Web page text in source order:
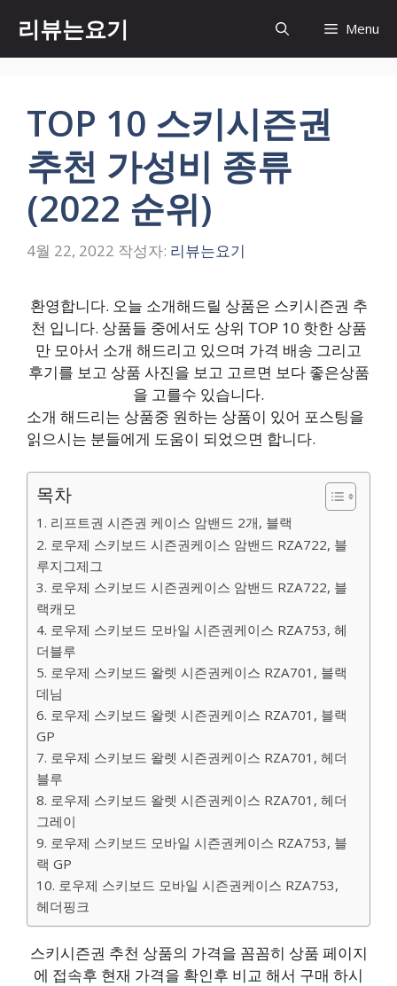
츠
리뷰는요기 Menu
TOP 10 스키시즌권
추천 가성비 종류
(2022 순위)
4월 22, 2022 작성자: 리뷰는요기
환영합니다. 오늘 소개해드릴 상품은 스키시즌권 추
천 입니다. 상품들 중에서도 상위 TOP 10 핫한 상품
만 모아서 소개 해드리고 있으며 가격 배송 그리고
후기를 보고 상품 사진을 보고 고르면 보다 좋은상품
을 고를수 있습니다.
소개 해드리는 상품중 원하는 상품이 있어 포스팅을
읽으시는 분들에게 도움이 되었으면 합니다.
목차
1. 리프트권 시즌권 케이스 암밴드 2개, 블랙
2. 로우제 스키보드 시즌권케이스 암밴드 RZA722, 블
루지그제그
3. 로우제 스키보드 시즌권케이스 암밴드 RZA722, 블
랙캐모
4. 로우제 스키보드 모바일 시즌권케이스 RZA753, 헤
더블루
5. 로우제 스키보드 왈렛 시즌권케이스 RZA701, 블랙
데님
6. 로우제 스키보드 왈렛 시즌권케이스 RZA701, 블랙
GP
7. 로우제 스키보드 왈렛 시즌권케이스 RZA701, 헤더
블루
8. 로우제 스키보드 왈렛 시즌권케이스 RZA701, 헤더
그레이
9. 로우제 스키보드 모바일 시즌권케이스 RZA753, 블
랙 GP
10. 로우제 스키보드 모바일 시즌권케이스 RZA753,
헤더핑크
스키시즌권 추천 상품의 가격을 꼼꼼히 상품 페이지
에 접속후 현재 가격을 확인후 비교 해서 구매 하시